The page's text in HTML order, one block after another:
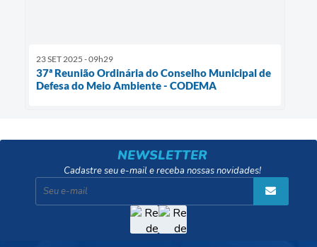
23 SET 2025 - 09h29
37ª Reunião Ordinária do Conselho Municipal de
Defesa do Meio Ambiente - CODEMA
NEWSLETTER
Cadastre seu e-mail e receba nossas novidades!